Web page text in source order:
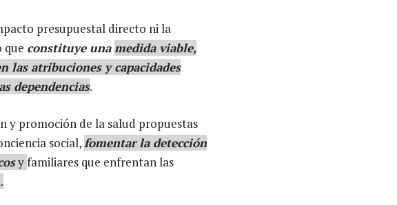
presupuestal directo ni la
que constituye una medida viable,
las atribuciones y capacidades
dependencias.
y promoción de la salud propuestas
social,fomentar la detección
yfamiliares que enfrentan las